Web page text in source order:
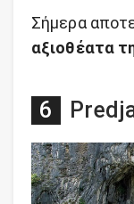
Σήμερα
αξιοθέατα